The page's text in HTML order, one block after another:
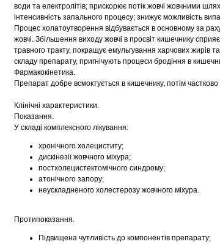
води та електролітів; прискорює потік жовчі жовчними
інтенсивність запального процесу; знижує можливість
Процес холатоутворення відбувається в основному за
жовчі. Збільшення виходу жовчі в просвіт кишечнику
травного тракту, покращує емульгування харчових жирів
складу препарату, пригнічують процеси бродіння в
Фармакокінетика.
Препарат добре всмоктується в кишечнику, потім
Клінічні характеристики.
Показання.
У складі комплексного лікування:
хронічного холециститу;
дискінезії жовчного міхура;
постхолецистектомічного синдрому;
атонічного запору;
неускладненого холестерозу жовчного міхура.
Протипоказання.
Підвищена чутливість до компонентів препарату;